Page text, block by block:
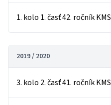
1. kolo 1. časť 42. ročník KMS
2019 / 2020
3. kolo 2. časť 41. ročník KMS